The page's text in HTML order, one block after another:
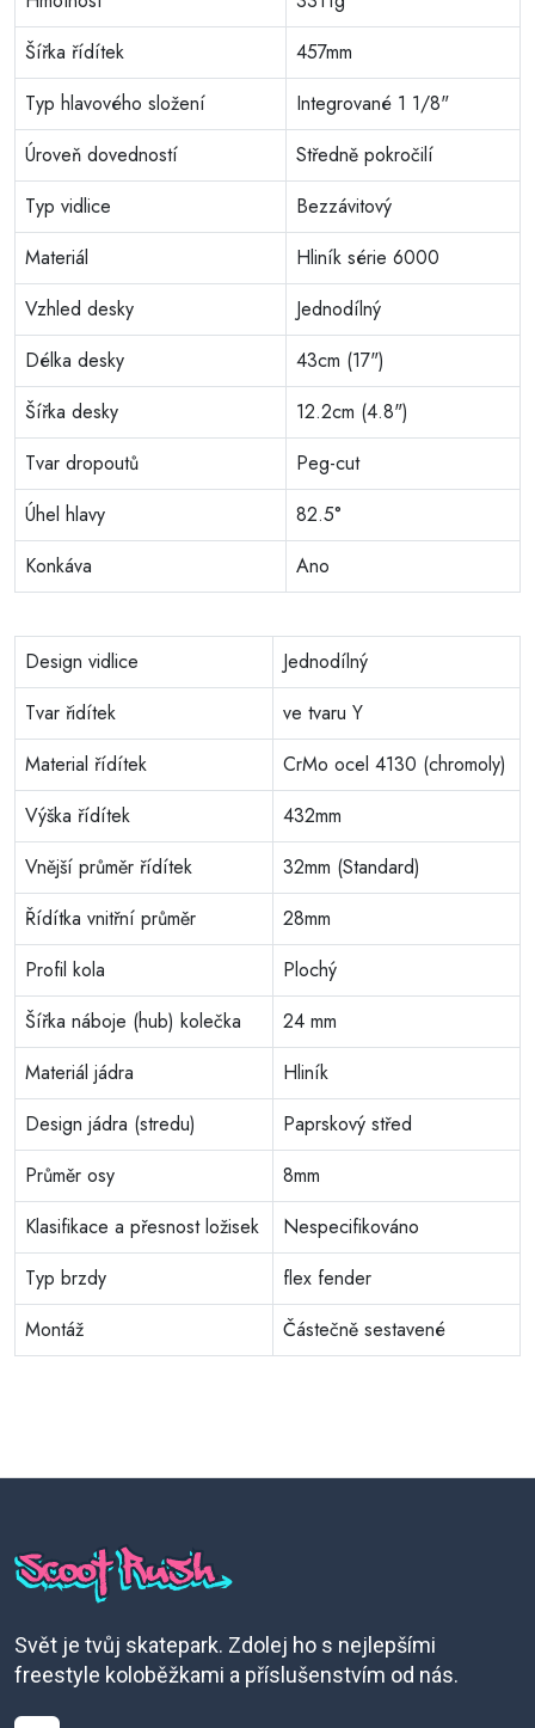
Šířka řídítek
457mm
Typ hlavového složení
Integrované 1 1/8"
Úroveň dovedností
Středně pokročilí
Typ vidlice
Bezzávitový
Materiál
Hliník série 6000
Vzhled desky
Jednodílný
Délka desky
43cm (17")
Šířka desky
12.2cm (4.8")
Tvar dropoutů
Peg-cut
Úhel hlavy
82.5°
Konkáva
Ano
Design vidlice
Jednodílný
Tvar řidítek
ve tvaru Y
Material řídítek
CrMo ocel 4130 (chromoly)
Výška řídítek
432mm
Vnější průměr řídítek
32mm (Standard)
Řídítka vnitřní průměr
28mm
Profil kola
Plochý
Šířka náboje (hub) kolečka
24 mm
Materiál jádra
Hliník
Design jádra (stredu)
Paprskový střed
Průměr osy
8mm
Klasifikace a přesnost ložisek
Nespecifikováno
Typ brzdy
flex fender
Montáž
Částečně sestavené
Svět je tvůj skatepark. Zdolej ho s nejlepšími
freestyle koloběžkami a příslušenstvím od nás.